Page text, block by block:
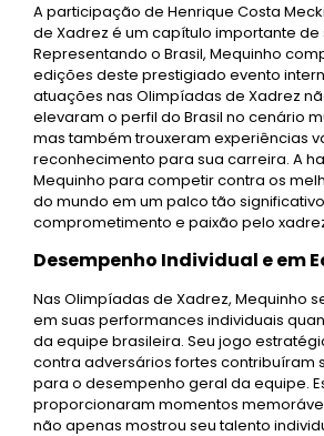
A participação de Henrique Costa
de Xadrez é um capítulo importante de
Representando o Brasil, Mequinho
edições deste prestigiado evento
atuações nas Olimpíadas de Xadrez
elevaram o perfil do Brasil no cenário
mas também trouxeram experiências
reconhecimento para sua carreira. A
Mequinho para competir contra os
do mundo em um palco tão
comprometimento e paixão pelo
Desempenho Individual e em
Nas Olimpíadas de Xadrez, Mequinho
em suas performances individuais
da equipe brasileira. Seu jogo
contra adversários fortes contribuíram
para o desempenho geral da equipe.
proporcionaram momentos
não apenas mostrou seu talento